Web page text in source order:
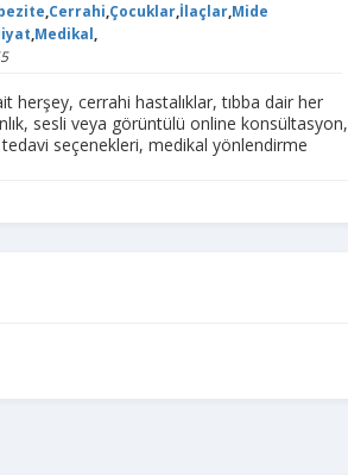
Cerrahi Çocuklar, İlaçlar, Mide
Medikal
herşey, cerrahi hastalıklar, tıbba dair her
sesli veya görüntülü online konsültasyon,
tedavi seçenekleri, medikal yönlendirme